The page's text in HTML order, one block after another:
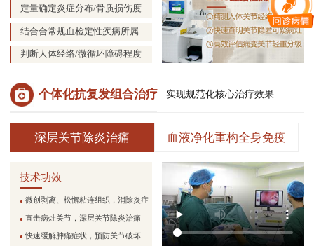
定量确定炎症分布/骨质损伤度
结合合常规血检定性疾病所属
判断人体经络/微循环障碍程度
个体化抗复发组合治疗 实现规范化核心治疗效果
深层关节除炎治痛 血液净化重构全身免疫
技术功效
微创剥离、松懈粘连组织，消除炎症
直击病灶关节，深层关节除炎治痛
快速缓解肿痛症状，预防关节破坏